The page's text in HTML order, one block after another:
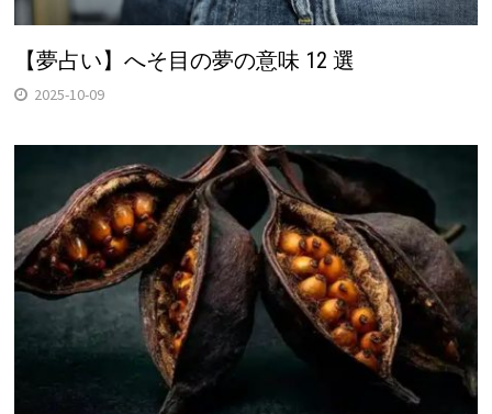
【夢占い】へそ目の夢の意味 12 選
2025-10-09